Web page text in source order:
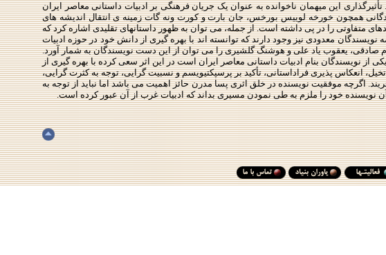
این میهمان ناخوانده به عنوان یک جریان فرهنگی بر ادبیات داستانی معاصر ایران
همچون خورخه لوییس بورخس، جان بارت و کورت ونه گات زمینه ی انتقال اندیشه های
متفاوتی را در پی داشته است. از جمله، می توان به ظهور داستانهای تقلیدی اشاره کرد که
معدودی نیز وجود دارند که توانسته اند با بهره گیری از دانش خود در حوزه ادبیات
صادقی، یعقوب یاد علی و هوشنگ گلشیری را می توان از این دست نویسندگان به شمار آورد.
نویسندگان بنام ادبیات داستانی معاصر ایران است در این اثر سعی کرده با بهره گیری از
انعکاس پذیری فراداستانی، تأکید بر پرسپکتیویسم و نسبیت گرایی، توجه به کثرت گرایی،
اگرچه موفقیت نویسنده در خلق اثری پسا مدرن حائز اهمیت می باشد اما نباید از توجه به
خود را ملزم به طی نمودن مسیری بداند که ادبیات غرب از آن عبور کرده است.